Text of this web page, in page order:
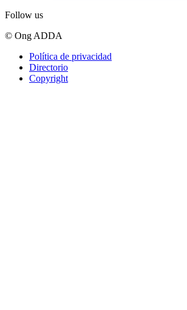
Follow us
© Ong ADDA
Política de privacidad
Directorio
Copyright